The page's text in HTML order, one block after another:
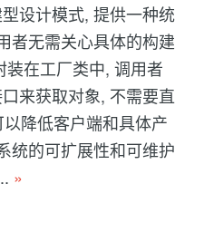
设计模式, 提供一种统
者无需关心具体的构建
在工厂类中, 调用者
来获取对象, 不需要直
降低客户端和具体产
统的可扩展性和可维护
»